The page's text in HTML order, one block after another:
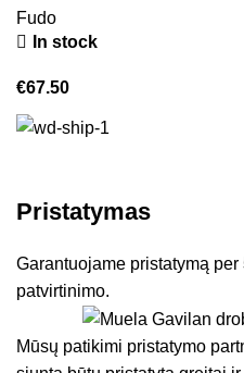
Fudo
In stock
€67.50
Pristatymas
Garantuojame pristatymą per
patvirtinimo.
Mūsų patikimi pristatymo